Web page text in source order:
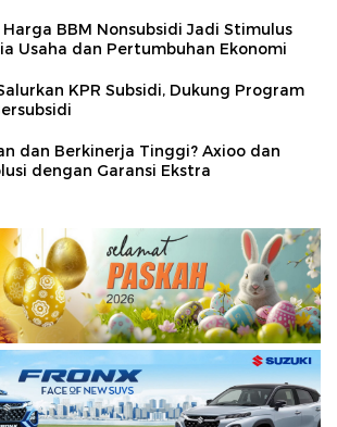
Harga BBM Nonsubsidi Jadi Stimulus
Usaha dan Pertumbuhan Ekonomi
KPR Subsidi, Dukung Program
dan Berkinerja Tinggi? Axioo dan
dengan Garansi Ekstra